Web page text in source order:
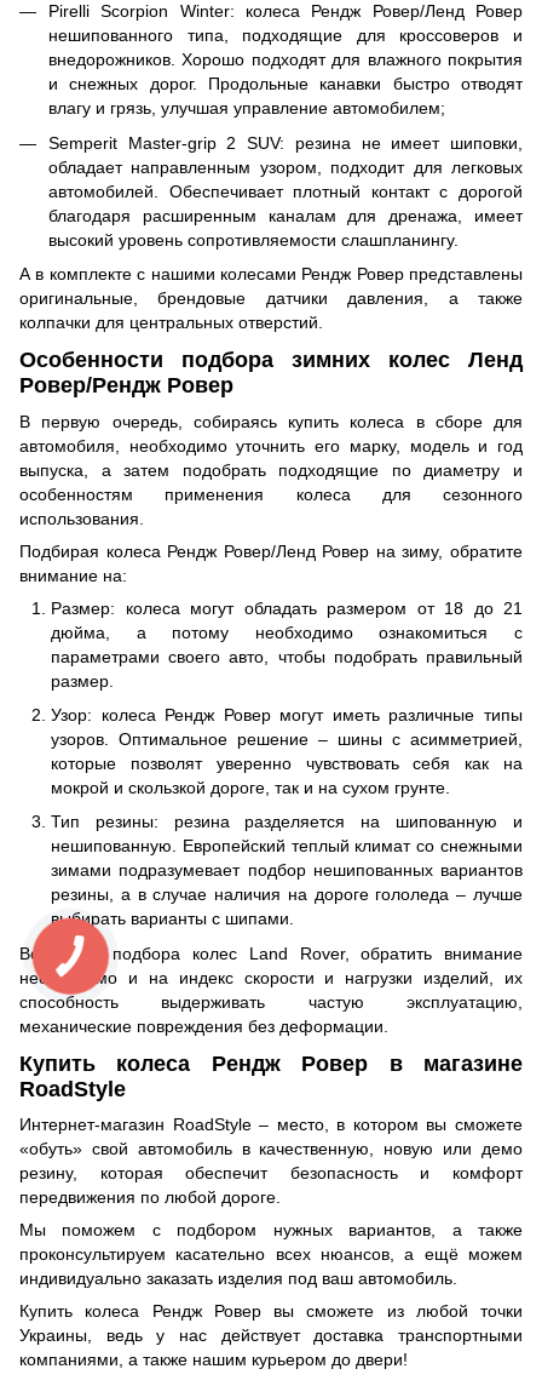
Pirelli Scorpion Winter: колеса Рендж Ровер/Ленд Ровер
нешипованного типа, подходящие для кроссоверов и
внедорожников. Хорошо подходят для влажного покрытия
и снежных дорог. Продольные канавки быстро отводят
влагу и грязь, улучшая управление автомобилем;
Semperit Master-grip 2 SUV: резина не имеет шиповки,
обладает направленным узором, подходит для легковых
автомобилей. Обеспечивает плотный контакт с дорогой
благодаря расширенным каналам для дренажа, имеет
высокий уровень сопротивляемости слашпланингу.
А в комплекте с нашими колесами Рендж Ровер представлены
оригинальные, брендовые датчики давления, а также
колпачки для центральных отверстий.
Особенности подбора зимних колес Ленд
Ровер/Рендж Ровер
В первую очередь, собираясь купить колеса в сборе для
автомобиля, необходимо уточнить его марку, модель и год
выпуска, а затем подобрать подходящие по диаметру и
особенностям применения колеса для сезонного
использования.
Подбирая колеса Рендж Ровер/Ленд Ровер на зиму, обратите
внимание на:
Размер: колеса могут обладать размером от 18 до 21
дюйма, а потому необходимо ознакомиться с
параметрами своего авто, чтобы подобрать правильный
размер.
Узор: колеса Рендж Ровер могут иметь различные типы
узоров. Оптимальное решение – шины с асимметрией,
которые позволят уверенно чувствовать себя как на
мокрой и скользкой дороге, так и на сухом грунте.
Тип резины: резина разделяется на шипованную и
нешипованную. Европейский теплый климат со снежными
зимами подразумевает подбор нешипованных вариантов
резины, а в случае наличия на дороге гололеда – лучше
выбирать варианты с шипами.
Во время подбора колес Land Rover, обратить внимание
необходимо и на индекс скорости и нагрузки изделий, их
способность выдерживать частую эксплуатацию,
механические повреждения без деформации.
Купить колеса Рендж Ровер в магазине
RoadStyle
Интернет-магазин RoadStyle – место, в котором вы сможете
«обуть» свой автомобиль в качественную, новую или демо
резину, которая обеспечит безопасность и комфорт
передвижения по любой дороге.
Мы поможем с подбором нужных вариантов, а также
проконсультируем касательно всех нюансов, а ещё можем
индивидуально заказать изделия под ваш автомобиль.
Купить колеса Рендж Ровер вы сможете из любой точки
Украины, ведь у нас действует доставка транспортными
компаниями, а также нашим курьером до двери!